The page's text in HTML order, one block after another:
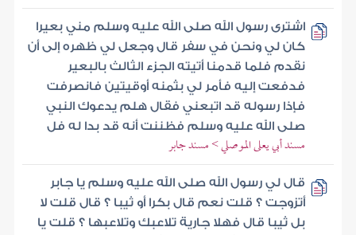
اشترى رسول الله صلى الله عليه وسلم مني بعيرا
كان لي ونحن في سفر قال وجعل لي ظهره إلى أن
نقدم فلما قدمنا أتيته الجزء الثالث بالبعير
فدفعت إليه فأمر لي بثمنه أوقيتين فانصرفت
فإذا رسوله قد اتبعني فقال هلم يدعوك النبي
صلى الله عليه وسلم فظننت أنه قد بدا له فل
مسند أبي يعلى الموصلي > مسند جابر
قال لي رسول الله صلى الله عليه وسلم يا جابر
أتزوجت ؟ قلت نعم قال بكرا أو ثيبا ؟ قال قلت لا
بل ثيبا قال فهلا جارية تلاعبك وتلاعبها ؟ قلت يا